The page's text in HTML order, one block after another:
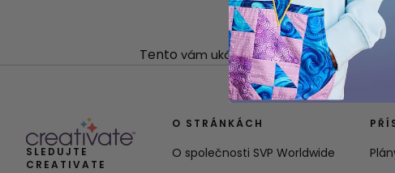
Tento vám ukáže jednoduchý způsob
SLEDUJTE
CREATIVATE
O STRÁNKÁCH
O společnosti SVP Worldwide